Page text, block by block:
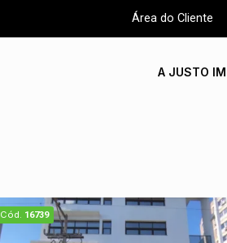
Área do Cliente
A JUSTO
Cód. 16739